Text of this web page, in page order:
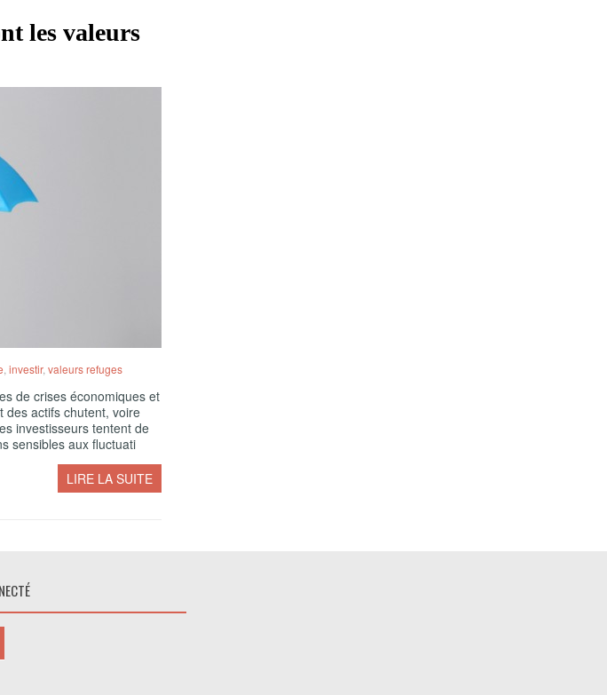
les valeurs
investir, valeurs refuges
de crises économiques et
des actifs chutent, voire
investisseurs tentent de
sensibles aux fluctuati
LIRE LA SUITE